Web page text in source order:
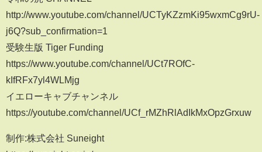
http://www.youtube.com/channel/UCTyKZzmKi95wxmCg9rU-
j6Q?sub_confirmation=1
受験生版 Tiger Funding
https://www.youtube.com/channel/UCt7ROfC-
kIfRFx7yl4WLMjg
イエローキャブチャンネル
https://youtube.com/channel/UCf_rMZhRlAdIkMxOpzGrxuw
制作:株式会社 Suneight